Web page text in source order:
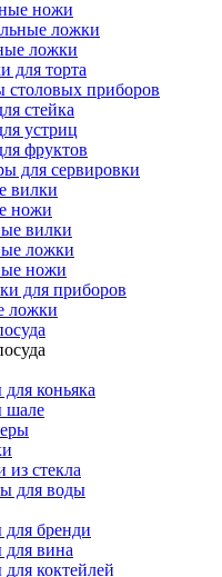
ножи
ложки
ложки
для торта
столовых приборов
стейка
устриц
фруктов
для сервировки
вилки
ножи
вилки
ложки
ножи
для приборов
ложки
коньяка
шале
стекла
для воды
для бренди
для вина
коктейлей